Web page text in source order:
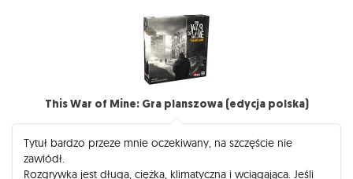
This War of Mine: Gra planszowa (edycja polska)
Tytuł bardzo przeze mnie oczekiwany, na szczęście nie
zawiódł.
Rozgrywka jest długa, ciężka, klimatyczna i wciągająca. Jeśli